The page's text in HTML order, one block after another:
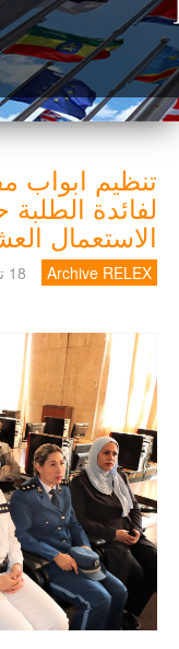
تنظيم ابواب
لفائدة
الاستعمال
Archive RELEX 18 تشرين2/نوفمبر 2022